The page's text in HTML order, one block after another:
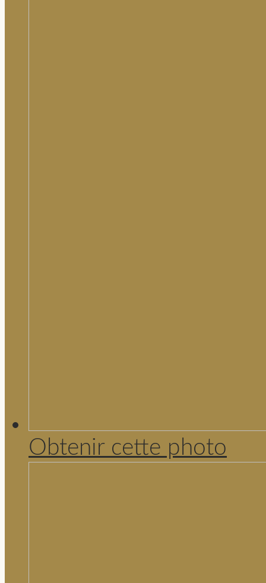
Obtenir cette photo